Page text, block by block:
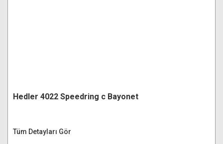
Hedler 4022 Speedring c Bayonet
Tüm Detayları Gör